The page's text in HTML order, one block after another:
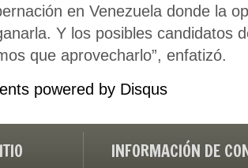
en Venezuela donde la
Y los posibles candidatos
que aprovecharlo”, enfatizó.
powered by Disqus
INFORMACIÓN DE